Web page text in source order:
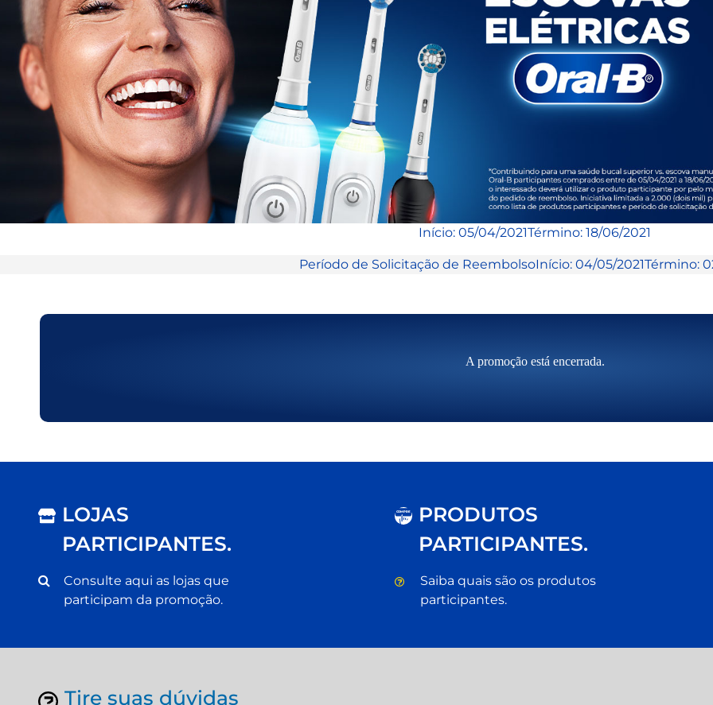
Início: 05/04/2021Término: 18/06/2021
Período de Solicitação de ReembolsoInício: 04/05/2021Término:
A promoção está encerrada.
LOJAS
PARTICIPANTES.
Consulte aqui as lojas que
participam da promoção.
COMPRE
PRODUTOS
PARTICIPANTES.
Saiba quais são os produtos
participantes.
Tire suas dúvidas